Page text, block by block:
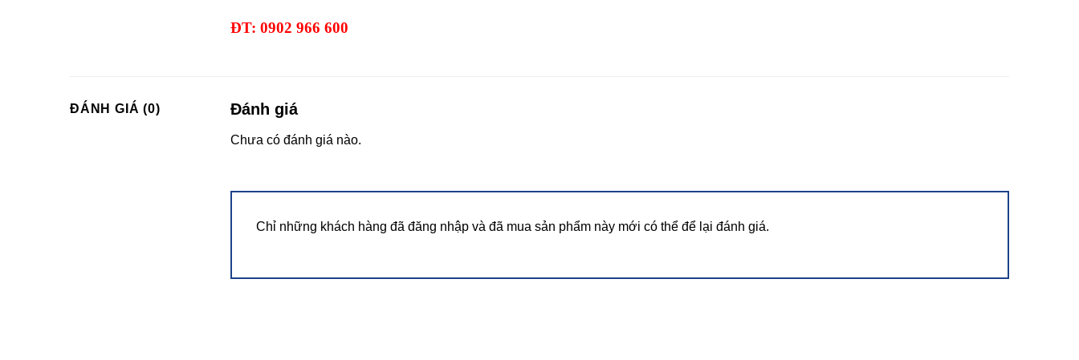
ĐT: 0902 966 600
ĐÁNH GIÁ (0) Đánh giá
Chưa có đánh giá nào.
Chỉ những khách hàng đã đăng nhập và đã mua sản phẩm này mới có thể để lại đánh giá.